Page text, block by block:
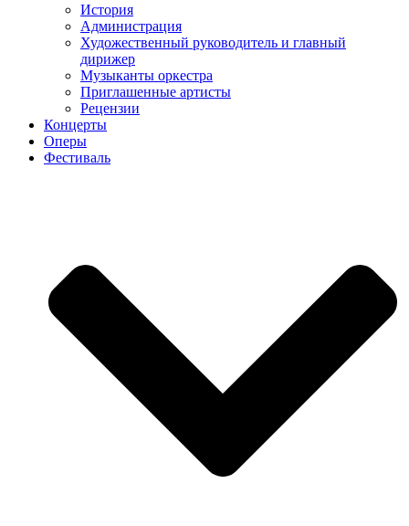
История
Администрация
Художественный руководитель и главный
дирижер
Музыканты оркестра
Приглашенные артисты
Рецензии
Концерты
Оперы
Фестиваль